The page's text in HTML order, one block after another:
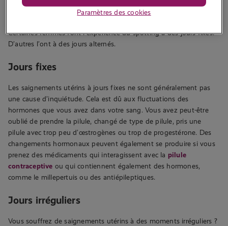
saignements utérin ?
Certaines femmes font l’expérience du spotting à des jours fixes.
D’autres l’ont à des jours alternés.
Jours fixes
Les saignements utérins à jours fixes ne sont généralement pas
une cause d’inquiétude. Cela est dû aux fluctuations des
hormones que vous avez dans votre sang. Vous avez peut-être
oublié de prendre la pilule, changé de type de pilule, pris une
pilule avec trop peu d’œstrogènes ou trop de progestérone. Des
changements hormonaux peuvent également se produire si vous
prenez des médicaments qui interagissent avec la pilule
contraceptive ou qui contiennent également des hormones,
comme le millepertuis ou des antiépileptiques.
Jours irréguliers
Vous souffrez de saignements utérins à des moments irréguliers ?
Paramètres des cookies